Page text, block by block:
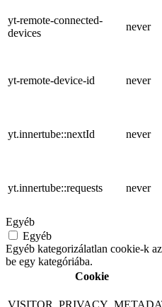
yt-remote-connected-
devices
never
yt-remote-device-id never
yt.innertube::nextId never
yt.innertube::requests never
Egyéb
Egyéb
Egyéb kategorizálatlan cookie-k
be egy kategóriába.
Cookie